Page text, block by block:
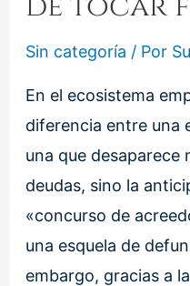
Sin categoría / Por
En el ecosistema
diferencia entre una
una que desaparece
deudas, sino la
«concurso de
una esquela de
embargo, gracias a